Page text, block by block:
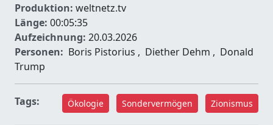
Produktion: weltnetz.tv
Länge: 00:05:35
Aufzeichnung: 20.03.2026
Personen: Boris Pistorius , Diether Dehm , Donald
Trump
Tags: Ökologie Sondervermögen Zionismus